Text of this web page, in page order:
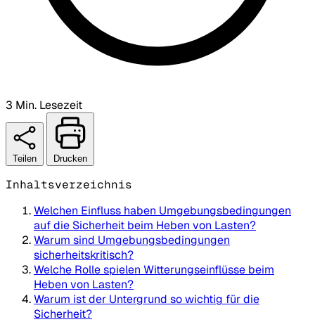
3 Min. Lesezeit
Teilen Drucken
Inhaltsverzeichnis
Welchen Einfluss haben Umgebungsbedingungen
auf die Sicherheit beim Heben von Lasten?
Warum sind Umgebungsbedingungen
sicherheitskritisch?
Welche Rolle spielen Witterungseinflüsse beim
Heben von Lasten?
Warum ist der Untergrund so wichtig für die
Sicherheit?